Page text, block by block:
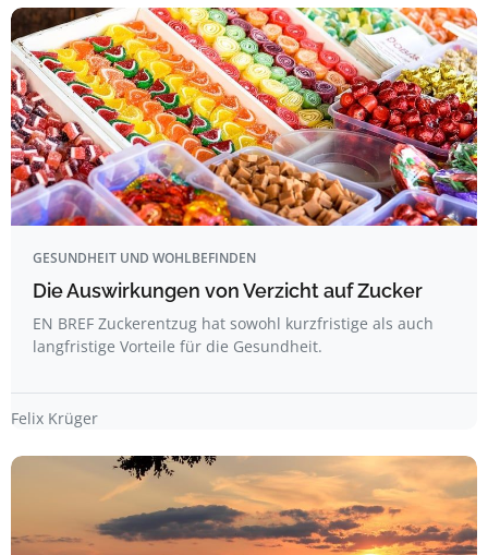
GESUNDHEIT UND WOHLBEFINDEN
Die Auswirkungen von Verzicht auf Zucker
EN BREF Zuckerentzug hat sowohl kurzfristige als auch
langfristige Vorteile für die Gesundheit.
Felix Krüger